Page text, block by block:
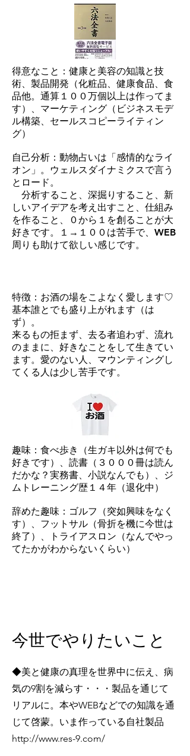
得意なこと：健康と美容の知識と技
術、製品開発（化粧品、健康食品、食
品他。通算１００万個以上は作ってま
す）、マーケティング（ビジネスモデ
ル構築、セールスコピーライティン
グ）
自己分析：動物占いは「感情的なライ
オン」。
ウェルスダイナミクスで言う
とロード。
​分析すること、深掘りすること、新
しいアイデアを考え出すこと、仕組み
を作ること、０から１を創ることが大
好きです。１→１００は苦手で、WEB
周りも助けて欲しい感じです。
特徴：お酒の場をこよなく愛します♡
基本誰とでも盛り上がれます（は
ず）。
来るもの拒まず、去る者追わず、流れ
のままに、好きなことをして生きてい
ます。愛のない人、マウンティングし
てくる人は少し苦手です。
趣味：食べ歩き（生ガキ以外は何でも
好きです）、読書（３０００冊は読ん
だかな？実務書、小説なんでも）、ジ
ムトレーニング歴１４年（退化中）
辞めた趣味：ゴルフ（突如興味をなく
す）、フットサル（骨折を機に今世は
終了）、トライアスロン（なんでやっ
てたかがわからないくらい）
​今世でやりたいこと
◆美と健康の真理を世界中に伝え、病
気の9割を減らす・・・製品を通じて
リアルに。本やWEBなどでの知識を通
じて啓蒙。いま作っている自社製品
http://www.res-9.com/